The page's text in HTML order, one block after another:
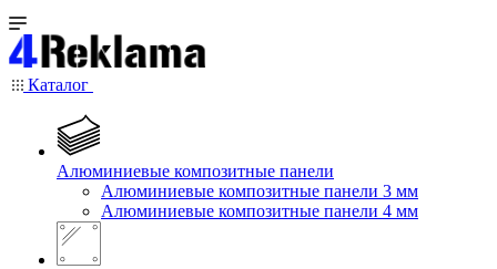
Каталог
Алюминиевые композитные панели
Алюминиевые композитные панели 3 мм
Алюминиевые композитные панели 4 мм